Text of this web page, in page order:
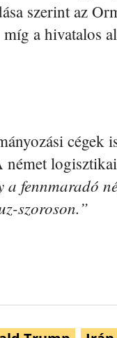
szerint az
a hivatalos
cégek
német
a fennmaradó
szoroson.”